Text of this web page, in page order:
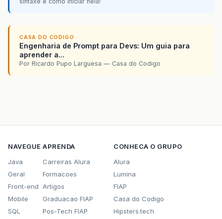
CASA DO CODIGO
Engenharia de Prompt para Devs: Um guia para
aprender a...
Por Ricardo Pupo Larguesa — Casa do Codigo
NAVEGUE
Java
Geral
Front-end
Mobile
SQL
APRENDA
Carreiras Alura
Formacoes
Artigos
Graduacao FIAP
Pos-Tech FIAP
CONHECA O GRUPO
Alura
Lumina
FIAP
Casa do Codigo
Hipsters.tech